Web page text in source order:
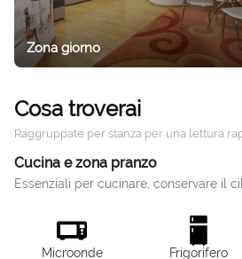
Zona giorno
Cosa troverai
Raggruppate per stanza per una lettura
Cucina e zona pranzo
Essenziali per cucinare, conservare il
Microonde Frigorifero